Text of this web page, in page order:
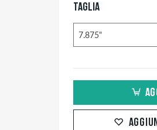
TAGLIA